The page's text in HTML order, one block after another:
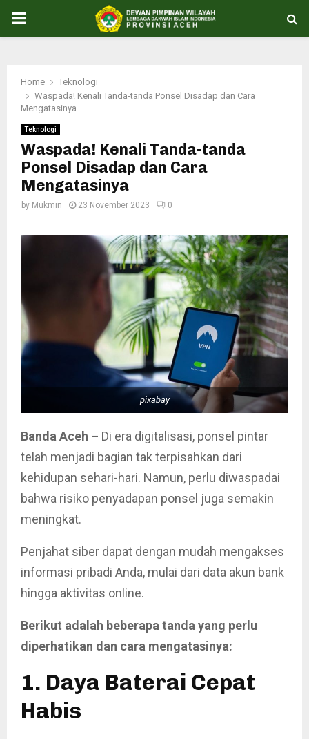
PRIMARY
Home
Teknologi
Waspada! Kenali Tanda-tanda Ponsel Disadap dan Cara
Mengatasinya
Teknologi
Waspada! Kenali Tanda-tanda
Ponsel Disadap dan Cara
Mengatasinya
by Mukmin 23 November 2023 0
pixabay
Banda Aceh – Di era digitalisasi, ponsel pintar
telah menjadi bagian tak terpisahkan dari
kehidupan sehari-hari. Namun, perlu diwaspadai
bahwa risiko penyadapan ponsel juga semakin
meningkat.
Penjahat siber dapat dengan mudah mengakses
informasi pribadi Anda, mulai dari data akun bank
hingga aktivitas online.
Berikut adalah beberapa tanda yang perlu
diperhatikan dan cara mengatasinya:
1. Daya Baterai Cepat
Habis